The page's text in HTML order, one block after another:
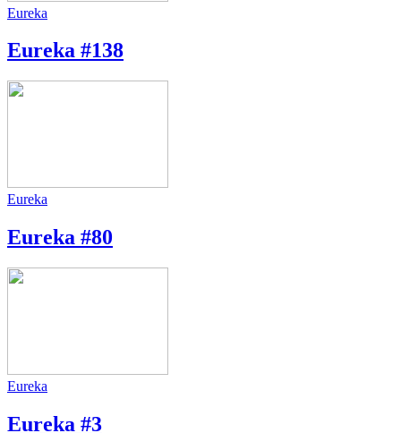
Eureka
Eureka #138
Eureka
Eureka #80
Eureka
Eureka #3